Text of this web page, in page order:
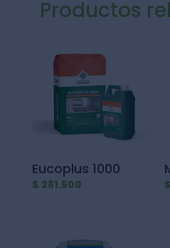
Productos
Eucoplus 1000
$ 281.500 $